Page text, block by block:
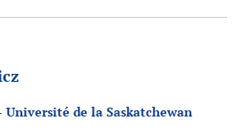
Université de la Saskatchewan